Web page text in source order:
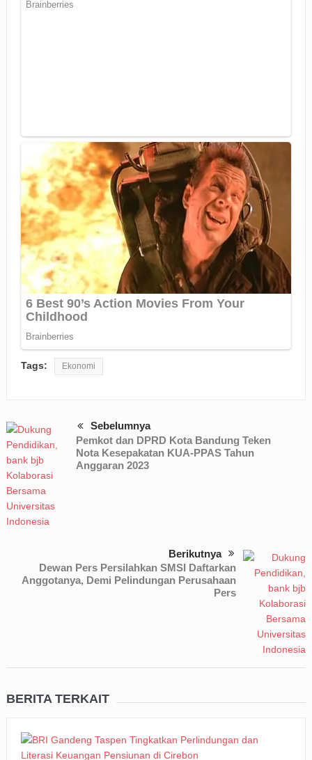
Tags: Ekonomi
Sebelumnya
Pemkot dan DPRD Kota Bandung Teken
Nota Kesepakatan KUA-PPAS Tahun
Anggaran 2023
Berikutnya
Dewan Pers Persilahkan SMSI Daftarkan
Anggotanya, Demi Pelindungan Perusahaan
Pers
BERITA TERKAIT